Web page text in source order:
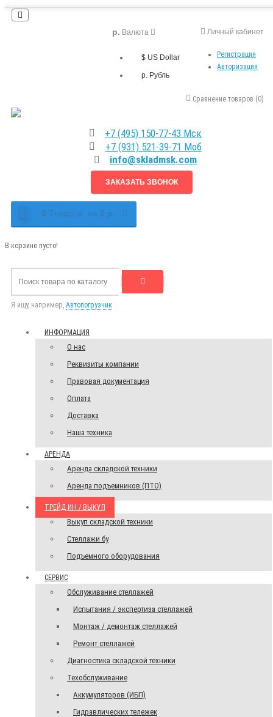
Личный кабинет
Регистрация
Авторизация
р. Валюта
$ US Dollar
р. Рубль
Сравнение товаров (0)
+7 (495) 150-77-43 Мск
+7 (931) 521-39-71 Моб
info@skladmsk.com
ЗАКАЗАТЬ ЗВОНОК
0 Tоваров, на 0 р.
В корзине пусто!
Я ищу, например, Автопогрузчик
ИНФОРМАЦИЯ
О нас
Реквизиты компании
Правовая документация
Оплата
Доставка
Наша техника
АРЕНДА
Аренда складской техники
Аренда подъемников (ПТО)
ТРЕЙД ИН / ВЫКУП
Выкуп складской техники
Стеллажи бу
Подъемного оборудования
СЕРВИС
Обслуживание стеллажей
Испытания / экспертиза стеллажей
Монтаж / демонтаж стеллажей
Ремонт стеллажей
Диагностика складской техники
Техобслуживание
Аккумуляторов (ИБП)
Гидравлических тележек